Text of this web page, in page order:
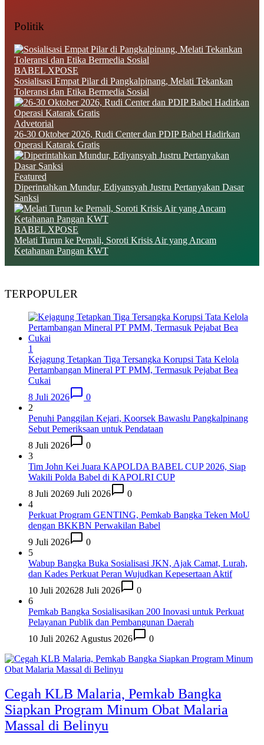
Politik
BABEL XPOSE
Sosialisasi Empat Pilar di Pangkalpinang, Melati Tekankan
Toleransi dan Etika Bermedia Sosial
Advetorial
26-30 Oktober 2026, Rudi Center dan PDIP Babel Hadirkan
Operasi Katarak Gratis
Featured
Diperintahkan Mundur, Ediyansyah Justru Pertanyakan Dasar
Sanksi
BABEL XPOSE
Melati Turun ke Pemali, Soroti Krisis Air yang Ancam
Ketahanan Pangan KWT
TERPOPULER
1
Kejagung Tetapkan Tiga Tersangka Korupsi Tata Kelola
Pertambangan Mineral PT PMM, Termasuk Pejabat Bea
Cukai
8 Juli 2026
0
2
Penuhi Panggilan Kejari, Koorsek Bawaslu Pangkalpinang
Sebut Pemeriksaan untuk Pendataan
8 Juli 2026
0
3
Tim John Kei Juara KAPOLDA BABEL CUP 2026, Siap
Wakili Polda Babel di KAPOLRI CUP
8 Juli 20269 Juli 2026
0
4
Perkuat Program GENTING, Pemkab Bangka Teken MoU
dengan BKKBN Perwakilan Babel
9 Juli 2026
0
5
Wabup Bangka Buka Sosialisasi JKN, Ajak Camat, Lurah,
dan Kades Perkuat Peran Wujudkan Kepesertaan Aktif
10 Juli 202628 Juli 2026
0
6
Pemkab Bangka Sosialisasikan 200 Inovasi untuk Perkuat
Pelayanan Publik dan Pembangunan Daerah
10 Juli 20262 Agustus 2026 0
Cegah KLB Malaria, Pemkab Bangka
Siapkan Program Minum Obat Malaria
Massal di Belinyu